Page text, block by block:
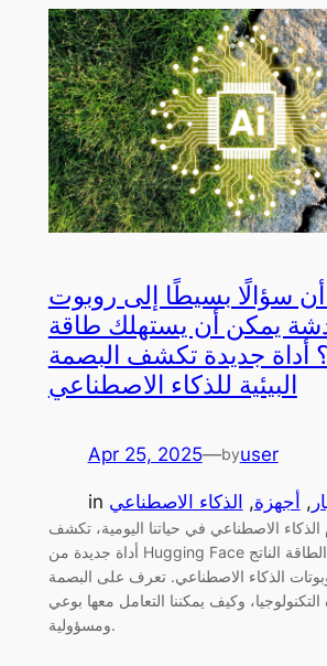
سؤالًا بسيطًا إلى روبوت
يمكن أن يستهلك طاقة
أداة جديدة تكشف البصمة
البيئية للذكاء الاصطناعي
Apr 25, 2025—byuser
in , أجهزة, الذكاء الاصطناعي
الاصطناعي في حياتنا اليومية، تكشف
أداة جديدة من Hugging Face عن حجم استهلاك الطاقة الناتج
الذكاء الاصطناعي. تعرف على البصمة
التكنولوجيا، وكيف يمكننا التعامل معها بوعي
ومسؤولية.